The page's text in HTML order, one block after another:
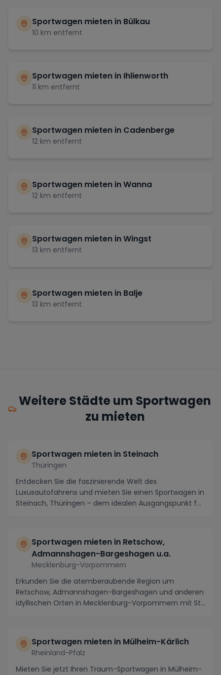
Sportwagen mieten in Bülkau
10 km entfernt
Sportwagen mieten in Ihlienworth
11 km entfernt
Sportwagen mieten in Cadenberge
12 km entfernt
Sportwagen mieten inWanna
12 km entfernt
Sportwagen mieten inWingst
13 km entfernt
Sportwagen mieten in Balje
13 km entfernt
Weitere Städte um Sportwagen
zu mieten
Sportwagen mieten in Steinach
Thüringen
Entdecken Sie die faszinierende Welt des
Luxusautofahrens und mieten Sie einen Sportwagen in
Steinach, Thüringen – dem idealen Ausgangspunkt für
Sportwagen mieten in Retschow,
Admannshagen-Bargeshagen u.a.
Mecklenburg-Vorpommern
Erkunden Sie die atemberaubende Region um
Retschow, Admannshagen-Bargeshagen und anderen
idyllischen Orten in Mecklenburg-Vorpommern mit Stil
Sportwagen mieten in Mülheim-Kärlich
Rheinland-Pfalz
Mieten Sie jetzt Ihren Traum-Sportwagen in Mülheim-